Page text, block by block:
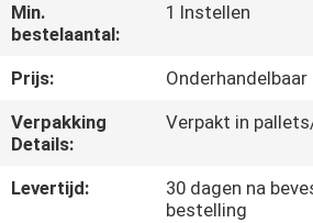
NEEM
CONTACT
MET
ONS
OP
Min.
bestelaantal:
1 Instellen
Prijs:
Onderhandelbaar
Verpakking
Details:
Verpakt in
Levertijd:
30 dagen na
bestelling